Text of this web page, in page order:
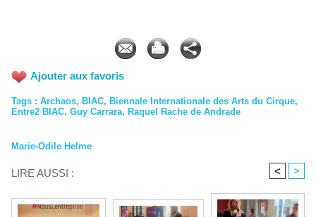
Ajouter aux favoris
Tags : Archaos, BIAC, Biennale Internationale des Arts du Cirque,
Entre2 BIAC, Guy Carrara, Raquel Rache de Andrade
Marie-Odile Helme
LIRE AUSSI : < >